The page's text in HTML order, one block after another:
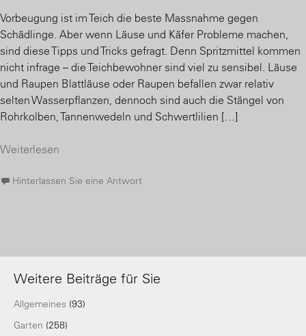
Vorbeugung ist im Teich die beste Massnahme gegen
Schädlinge. Aber wenn Läuse und Käfer Probleme machen,
sind diese Tipps und Tricks gefragt. Denn Spritzmittel kommen
nicht infrage – die Teichbewohner sind viel zu sensibel. Läuse
und Raupen Blattläuse oder Raupen befallen zwar relativ
selten Wasserpflanzen, dennoch sind auch die Stängel von
Rohrkolben, Tannenwedeln und Schwertlilien […]
Weiterlesen
Hinterlassen Sie eine Antwort
Weitere Beiträge für Sie
Allgemeines (93)
Garten (258)